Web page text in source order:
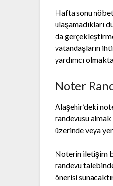
Hafta sonu
ulaşamadıkları
da
vatandaşların
yardımcı
Noter
Alaşehir’deki
randevusu
üzerinde veya
Noterin iletişim
randevu
önerisi